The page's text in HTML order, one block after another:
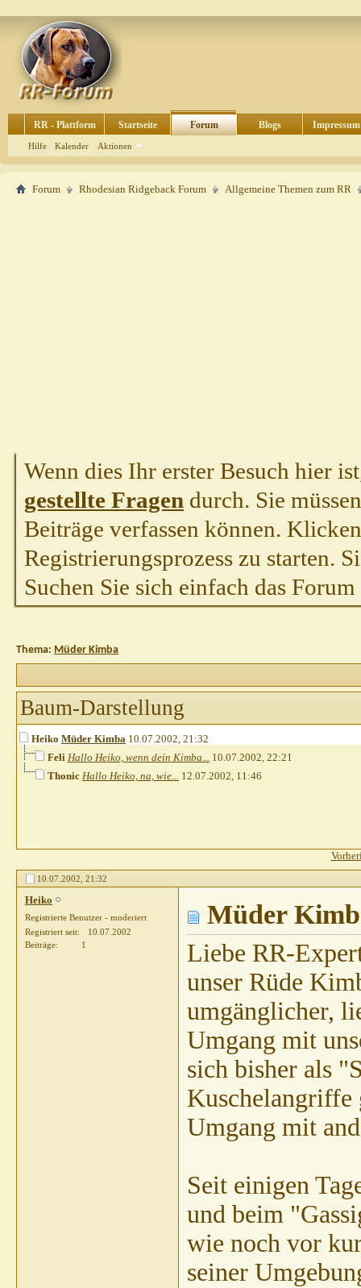
RR - Plattform Startseite Forum
Hilfe Kalender Aktionen
Blogs Impressum
Forum Rhodesian Ridgeback Forum Allgemeine Themen zum RR
Wenn dies Ihr erster Besuch hier
gestellte Fragen durch. Sie
Beiträge verfassen können.
Registrierungsprozess zu starten.
Suchen Sie sich einfach das
Thema: Müder Kimba
Baum-Darstellung
Heiko Müder Kimba 10.07.2002, 21:32
Feli Hallo Heiko, wenn dein Kimba... 10.07.2002, 22:21
Thonic Hallo Heiko, na, wie... 12.07.2002, 11:46
10.07.2002, 21:32
Heiko
Registrierte Benutzer - moderiert
Registriert seit
10.07.2002
Beiträge
1
Müder
Liebe RR-
unser Rüde
umgänglicher,
Umgang mit
sich bisher als
Kuschelangriffe
Umgang mit
Seit einigen
und beim
wie noch vor
seiner